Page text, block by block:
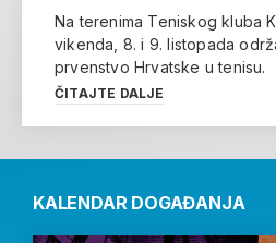
Na terenima Teniskog kluba
vikenda, 8. i 9. listopada
prvenstvo Hrvatske u tenisu.
ČITAJTE DALJE
KALENDAR DOGAĐANJA